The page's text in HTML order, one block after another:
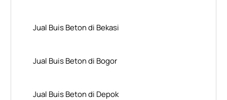
Jual Buis Beton di Bekasi
Jual Buis Beton di Bogor
Jual Buis Beton di Depok